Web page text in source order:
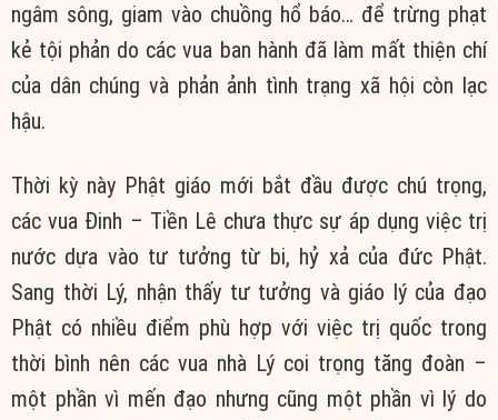
ngâm sông, giam vào chuồng hổ báo… để trừng phạt
kẻ tội phản do các vua ban hành đã làm mất thiện chí
của dân chúng và phản ảnh tình trạng xã hội còn lạc
hậu.
Thời kỳ này Phật giáo mới bắt đầu được chú trọng,
các vua Đinh – Tiền Lê chưa thực sự áp dụng việc trị
nước dựa vào tư tưởng từ bi, hỷ xả của đức Phật.
Sang thời Lý, nhận thấy tư tưởng và giáo lý của đạo
Phật có nhiều điểm phù hợp với việc trị quốc trong
thời bình nên các vua nhà Lý coi trọng tăng đoàn –
một phần vì mến đạo nhưng cũng một phần vì lý do